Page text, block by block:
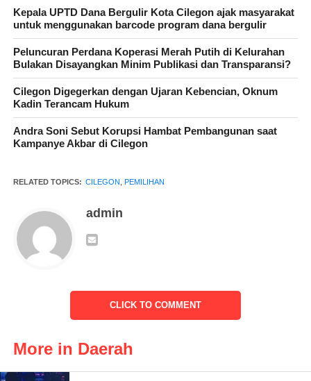
IKLAN FOKAR
Diharja resmi terpilih menjadi Ketua RW 02 Link.kalibaru
memperoleh 105 suara dan 1 suara di nyatakan gagal , dengan
total pemilih 368 suara yang ada di Link.kalibaru kelurahan
Gerem kecamatan Gerogol.
Kepala UPTD Dana Bergulir Kota Cilegon ajak masyarakat
untuk menggunakan barcode program dana bergulir
Peluncuran Perdana Koperasi Merah Putih di Kelurahan
Bulakan Disayangkan Minim Publikasi dan Transparansi?
Cilegon Digegerkan dengan Ujaran Kebencian, Oknum
Kadin Terancam Hukum
Andra Soni Sebut Korupsi Hambat Pembangunan saat
Kampanye Akbar di Cilegon
RELATED TOPICS: CILEGON PEMILIHAN
admin
CLICK TO COMMENT
More in Daerah